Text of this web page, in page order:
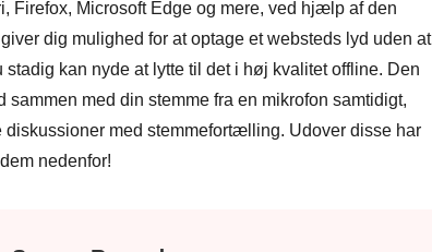
Firefox, Microsoft Edge og mere, ved hjælp af den
dig mulighed for at optage et websteds lyd uden
kan nyde at lytte til det i høj kvalitet offline. Den
med din stemme fra en mikrofon samtidigt,
med stemmefortælling. Udover disse har
nedenfor!